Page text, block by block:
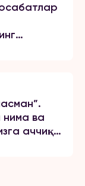
нима ва
аччиқ